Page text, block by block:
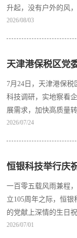
升起，没有户外的风
开篇。
2026/08/03
7月24日，天津港保
科技调研，实地察看
展需求，加快高质量
副局长宋家良、投促
2026/07/24
恒银科技举行庆
一百零五载风雨兼程
立105周年之际，恒
的党献上深情的生日祝
2026/07/01